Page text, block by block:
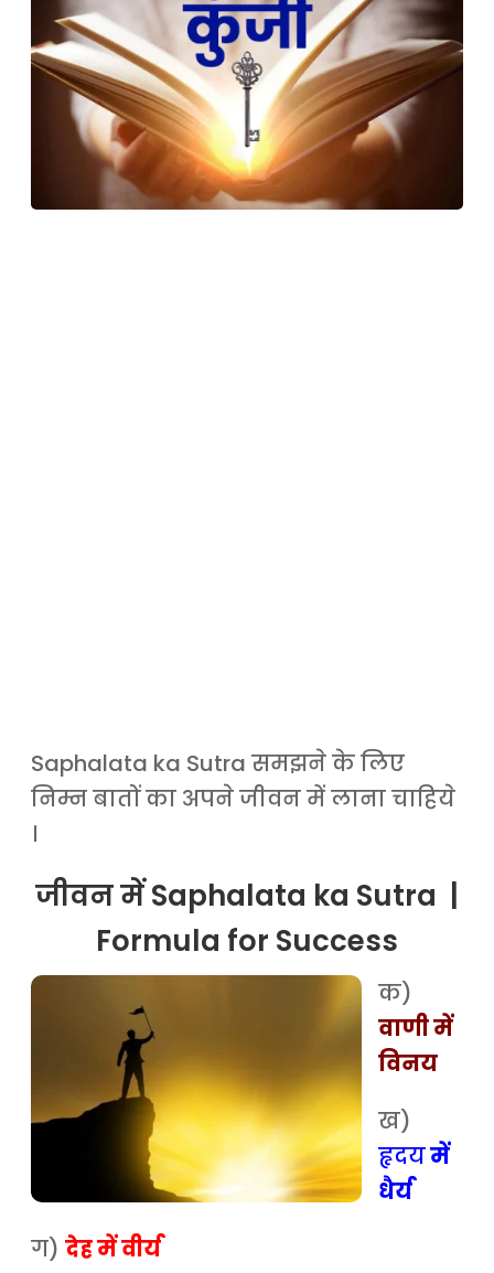
Saphalata ka Sutra समझने के लिए
निम्न बातों का अपने जीवन में लाना चाहिये
।
जीवन में Saphalata ka Sutra |
Formula for Success
क)
वाणी में
विनय
ख)
हृदयमें
धैर्य
ग)देह में वीर्य